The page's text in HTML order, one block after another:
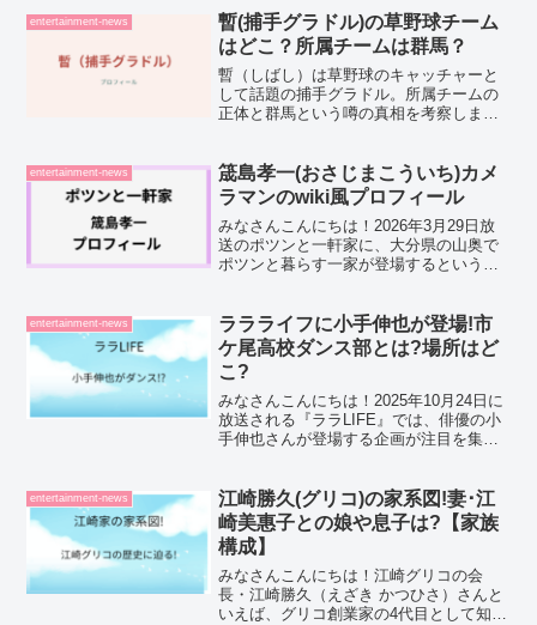
entertainment-news
暫(捕手グラドル)の草野球チーム
はどこ？所属チームは群馬？
暫（しばし）は草野球のキャッチャーと
して話題の捕手グラドル。所属チームの
正体と群馬という噂の真相を考察しまし
entertainment-news
筬島孝一(おさじまこういち)カメ
ラマンのwiki風プロフィール
みなさんこんにちは！2026年3月29日放
送のポツンと一軒家に、大分県の山奥で
ポツンと暮らす一家が登場するというこ
いう経歴を持つ筬島孝一（おさじまこう
いち）さんで、個展...
entertainment-news
ララライフに小手伸也が登場!市
ケ尾高校ダンス部とは?場所はど
こ?
みなさんこんにちは！2025年10月24日に
放送される『ララLIFE』では、俳優の小
手伸也さんが登場する企画が注目を集め
立ち、ひとつの作品を作り上げていく様
子が紹介さ...
entertainment-news
江崎勝久(グリコ)の家系図!妻･江
崎美惠子との娘や息子は?【家族
構成】
みなさんこんにちは！江崎グリコの会
長・江崎勝久（えざき かつひさ）さんと
いえば、グリコ創業家の4代目として知ら